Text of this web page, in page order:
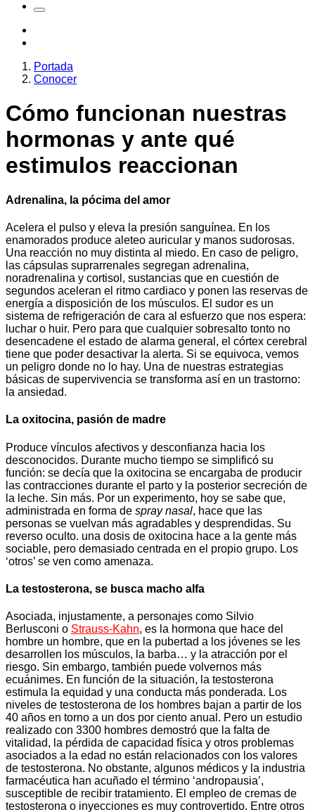
Portada
Conocer
Cómo funcionan nuestras
hormonas y ante qué
estimulos reaccionan
Adrenalina, la pócima del amor
Acelera el pulso y eleva la presión sanguínea. En los
enamorados produce aleteo auricular y manos sudorosas.
Una reacción no muy distinta al miedo. En caso de peligro,
las cápsulas suprarrenales segregan adrenalina,
noradrenalina y cortisol, sustancias que en cuestión de
segundos aceleran el ritmo cardiaco y ponen las reservas de
energía a disposición de los músculos. El sudor es un
sistema de refrigeración de cara al esfuerzo que nos espera:
luchar o huir. Pero para que cualquier sobresalto tonto no
desencadene el estado de alarma general, el córtex cerebral
tiene que poder desactivar la alerta. Si se equivoca, vemos
un peligro donde no lo hay. Una de nuestras estrategias
básicas de supervivencia se transforma así en un trastorno:
la ansiedad.
La oxitocina, pasión de madre
Produce vínculos afectivos y desconfianza hacia los
desconocidos. Durante mucho tiempo se simplificó su
función: se decía que la oxitocina se encargaba de producir
las contracciones durante el parto y la posterior secreción de
la leche. Sin más. Por un experimento, hoy se sabe que,
administrada en forma de spray nasal, hace que las
personas se vuelvan más agradables y desprendidas. Su
reverso oculto. una dosis de oxitocina hace a la gente más
sociable, pero demasiado centrada en el propio grupo. Los
‘otros’ se ven como amenaza.
La testosterona, se busca macho alfa
Asociada, injustamente, a personajes como Silvio
Berlusconi o Strauss-Kahn, es la hormona que hace del
hombre un hombre, que en la pubertad a los jóvenes se les
desarrollen los músculos, la barba… y la atracción por el
riesgo. Sin embargo, también puede volvernos más
ecuánimes. En función de la situación, la testosterona
estimula la equidad y una conducta más ponderada. Los
niveles de testosterona de los hombres bajan a partir de los
40 años en torno a un dos por ciento anual. Pero un estudio
realizado con 3300 hombres demostró que la falta de
vitalidad, la pérdida de capacidad física y otros problemas
asociados a la edad no están relacionados con los valores
de testosterona. No obstante, algunos médicos y la industria
farmacéutica han acuñado el término ‘andropausia’,
susceptible de recibir tratamiento. El empleo de cremas de
testosterona o inyecciones es muy controvertido. Entre otros